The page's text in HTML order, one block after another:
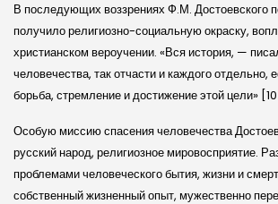
В последующих воззрениях Ф.М. Достоевского
получило религиозно-социальную окраску,
христианском вероучении. «Вся история, —
человечества, так отчасти и каждого отдельно,
борьба, стремление и достижение этой цели»
Особую миссию спасения человечества
русский народ, религиозное мировосприятие.
проблемами человеческого бытия, жизни и
собственный жизненный опыт, мужественно